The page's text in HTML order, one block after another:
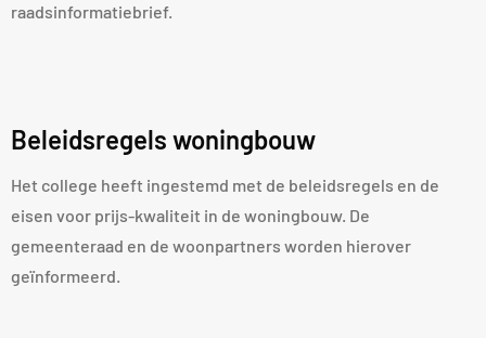
raadsinformatiebrief.
Beleidsregels woningbouw
Het college heeft ingestemd met de beleidsregels en de
eisen voor prijs-kwaliteit in de woningbouw. De
gemeenteraad en de woonpartners worden hierover
geïnformeerd.